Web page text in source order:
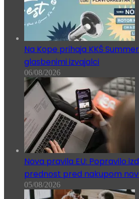
Na Kope prihaja KKŠ
glasbenimi izvajalci
06/08/2026
Nova pravila EU: Popravilo
prednost pred nakupom
05/08/2026